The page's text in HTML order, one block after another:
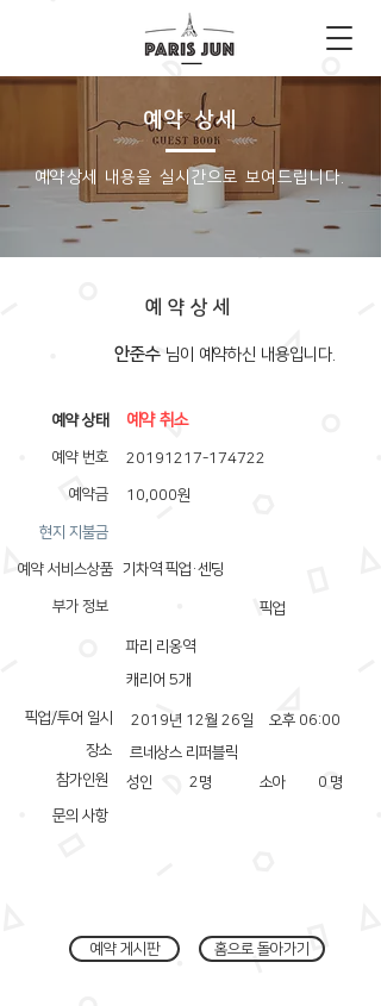
예약 상세
​예약상세 내용을 실시간으로 보여드립니다.
예약상세
안준수 ​님이 예약하신 내용입니다.
​예약 상태
예약 번호
예약금
​현지 지불금
부가 정보
픽업/투어 일시
장소
참가인원
문의 사항
예약 서비스상품
예약 취소
20191217-174722
10,000원
기차역 픽업·센딩
픽업
파리 리옹역
캐리어 5개
2019년 12월 26일
오후 06:00
르네상스 리퍼블릭
성인
2명 소아 0 명
예약 게시판 홈으로 돌아가기